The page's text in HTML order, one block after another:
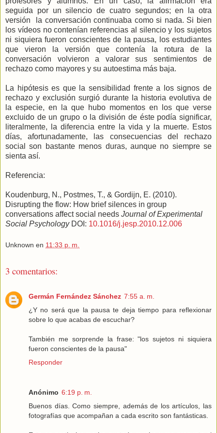
seguida por un silencio de cuatro segundos; en la otra
versión la conversación continuaba como si nada. Si bien
los vídeos no contenían referencias al silencio y los sujetos
ni siquiera fueron conscientes de la pausa, los estudiantes
que vieron la versión que contenía la rotura de la
conversación volvieron a valorar sus sentimientos de
rechazo como mayores y su autoestima más baja.
La hipótesis es que la sensibilidad frente a los signos de
rechazo y exclusión surgió durante la historia evolutiva de
la especie, en la que hubo momentos en los que verse
excluido de un grupo o la división de éste podía significar,
literalmente, la diferencia entre la vida y la muerte. Estos
días, afortunadamente, las consecuencias del rechazo
social son bastante menos duras, aunque no siempre se
sienta así.
Referencia:
Koudenburg, N., Postmes, T., & Gordijn, E. (2010).
Disrupting the flow: How brief silences in group
conversations affect social needs Journal of Experimental
Social PsychologyDOI: 10.1016/j.jesp.2010.12.006
Unknown en 11:33 p. m.
3 comentarios:
Germán Fernández Sánchez 7:55 a. m.
¿Y no será que la pausa te deja tiempo para reflexionar
sobre lo que acabas de escuchar?
También me sorprende la frase: "los sujetos ni siquiera
fueron conscientes de la pausa"
Responder
Anónimo 6:19 p. m.
Buenos días. Como siempre, además de los artículos, las
fotografías que acompañan a cada escrito son fantásticas.